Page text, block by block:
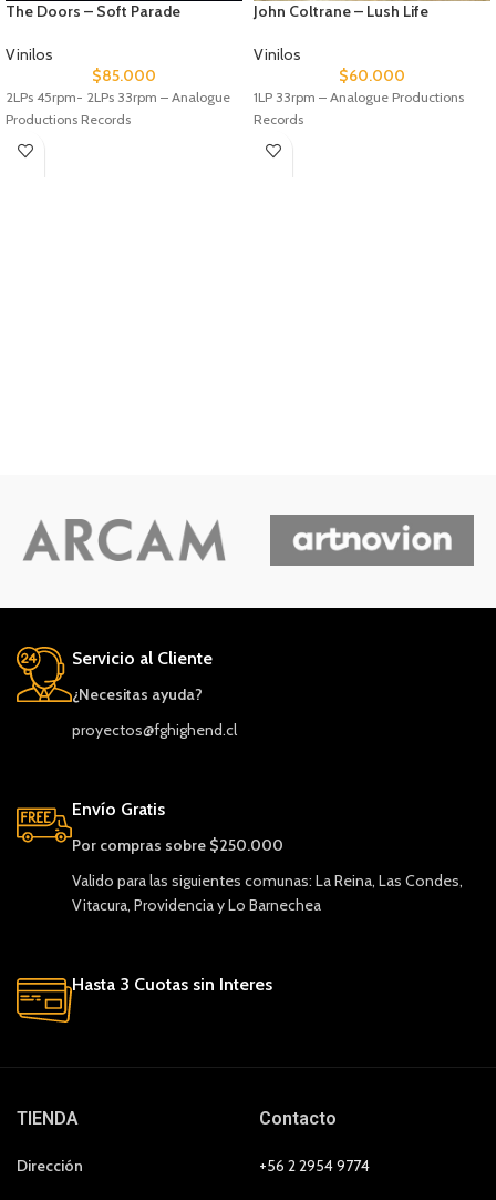
The Doors – Soft Parade
Vinilos
$85.000
2LPs 45rpm- 2LPs 33rpm – Analogue
Productions Records
John Coltrane – Lush Life
Vinilos
$60.000
1LP 33rpm – Analogue Productions
Records
Servicio al Cliente
¿Necesitas ayuda?
proyectos@fghighend.cl
Envío Gratis
Por compras sobre $250.000
Valido para las siguientes comunas: La Reina, Las Condes,
Vitacura, Providencia y Lo Barnechea
Hasta 3 Cuotas sin Interes
TIENDA
Dirección
Contacto
+56 2 2954 9774